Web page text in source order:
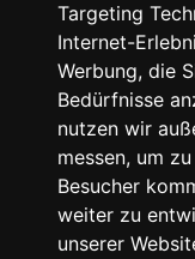
Targeting
Internet-
Werbung, die
Bedürfnisse
nutzen wir
messen, um
Besucher
weiter zu
unserer